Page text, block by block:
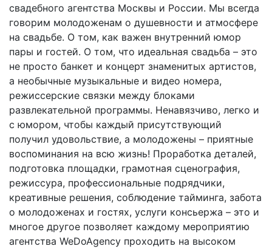
свадебного агентства Москвы и России. Мы всегда
говорим молодоженам о душевности и атмосфере
на свадьбе. О том, как важен внутренний юмор
пары и гостей. О том, что идеальная свадьба – это
не просто банкет и концерт знаменитых артистов,
а необычные музыкальные и видео номера,
режиссерские связки между блоками
развлекательной программы. Ненавязчиво, легко и
с юмором, чтобы каждый присутствующий
получил удовольствие, а молодожены – приятные
воспоминания на всю жизнь! Проработка деталей,
подготовка площадки, грамотная сценография,
режиссура, профессиональные подрядчики,
креативные решения, соблюдение тайминга, забота
о молодоженах и гостях, услуги консьержа – это и
многое другое позволяет каждому мероприятию
агентства WeDoAgency проходить на высоком